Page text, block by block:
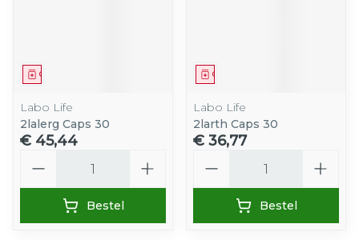
Geneesmiddel
Labo Life
2lalerg Caps 30
€ 45,44
Bestel
Geneesmiddel
Labo Life
2larth Caps 30
€ 36,77
Bestel